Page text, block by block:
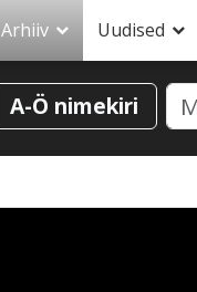
Arhiiv Uudised
A-Ö nimekiri